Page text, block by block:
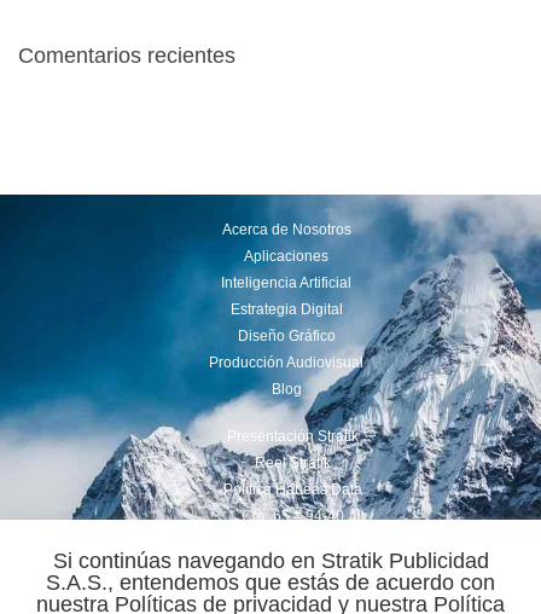
Comentarios recientes
Acerca de Nosotros
Aplicaciones
Inteligencia Artificial
Estrategia Digital
Diseño Gráfico
Producción Audiovisual
Blog
Presentación Stratik
Reel Stratik
Política Habeas Data
Cra. 65 # 94-40
comercial@stratik.com.co
Si continúas navegando en Stratik Publicidad
S.A.S., entendemos que estás de acuerdo con
nuestra Políticas de privacidad y nuestra Política